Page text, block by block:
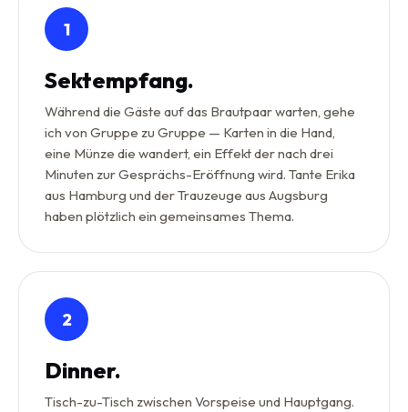
1
Sektempfang.
Während die Gäste auf das Brautpaar warten, gehe
ich von Gruppe zu Gruppe — Karten in die Hand,
eine Münze die wandert, ein Effekt der nach drei
Minuten zur Gesprächs-Eröffnung wird. Tante Erika
aus Hamburg und der Trauzeuge aus Augsburg
haben plötzlich ein gemeinsames Thema.
2
Dinner.
Tisch-zu-Tisch zwischen Vorspeise und Hauptgang.